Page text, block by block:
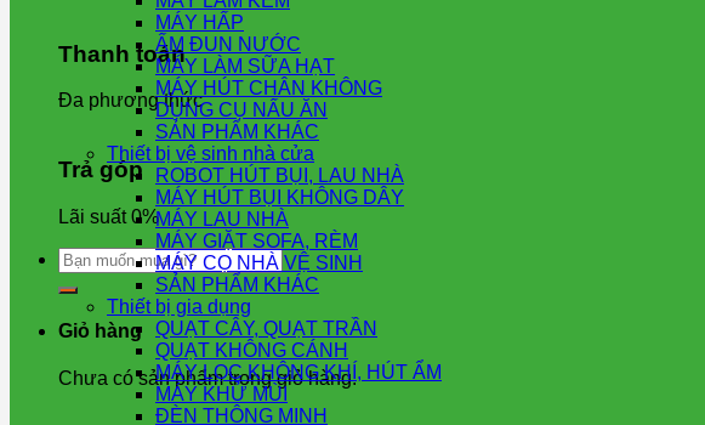
Thanh toán
Đa phương thức
Trả góp
Lãi suất 0%
Tìm
kiếm:
Giỏ hàng
Chưa có sản phẩm trong giỏ hàng.
MÁY HẤP
ẤM ĐUN NƯỚC
MÁY LÀM SỮA HẠT
MÁY HÚT CHÂN KHÔNG
DỤNG CỤ NẤU ĂN
SẢN PHẨM KHÁC
Thiết bị vệ sinh nhà cửa
ROBOT HÚT BỤI, LAU NHÀ
MÁY HÚT BỤI KHÔNG DÂY
MÁY LAU NHÀ
MÁY GIẶT SOFA, RÈM
MÁY CỌ NHÀ VỆ SINH
SẢN PHẨM KHÁC
Thiết bị gia dụng
QUẠT CÂY, QUẠT TRẦN
QUẠT KHÔNG CÁNH
MÁY LỌC KHÔNG KHÍ, HÚT ẨM
MÁY KHỬ MÙI
ĐÈN THÔNG MINH